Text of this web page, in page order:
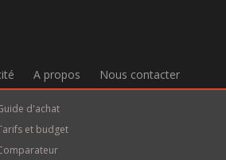
A propos Nous contacter
d'achat
et budget